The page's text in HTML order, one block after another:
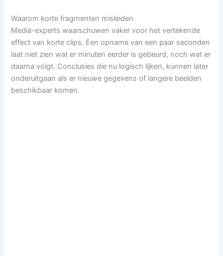
Waarom korte fragmenten misleiden
Media-experts waarschuwen vaker voor het vertekende
effect van korte clips. Een opname van een paar seconden
laat niet zien wat er minuten eerder is gebeurd, noch wat er
daarna volgt. Conclusies die nu logisch lijken, kunnen later
onderuitgaan als er nieuwe gegevens of langere beelden
beschikbaar komen.